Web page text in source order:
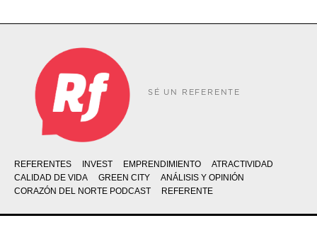
SÉ UN REFERENTE
REFERENTES INVEST EMPRENDIMIENTO
ATRACTIVIDAD
CALIDAD DE VIDA
GREEN CITY
ANÁLISIS Y OPINIÓN
CORAZÓN DEL NORTE PODCAST
REFERENTE